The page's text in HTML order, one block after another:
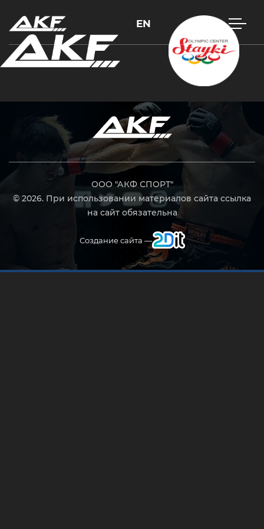
EN
ООО "АКФ СПОРТ"
© 2026. При использовании материалов сайта ссылка
на сайт обязательна
Создание сайта —
Нажмите Enter для поиска или Esc, чтобы закрыть